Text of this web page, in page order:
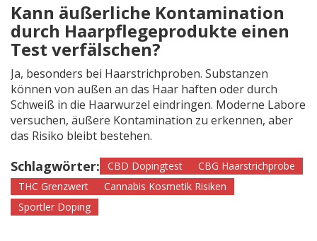
Kann äußerliche Kontamination
durch Haarpflegeprodukte einen
Test verfälschen?
Ja, besonders bei Haarstrichproben. Substanzen
können von außen an das Haar haften oder durch
Schweiß in die Haarwurzel eindringen. Moderne Labore
versuchen, äußere Kontamination zu erkennen, aber
das Risiko bleibt bestehen.
Schlagwörter: CBD Dopingtest
CBG Haarstrichprobe
THC Grenzwert
Cannabis Kosmetik Risiken
Sportler Doping